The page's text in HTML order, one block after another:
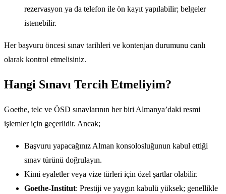
rezervasyon ya da telefon ile ön kayıt yapılabilir; belgeler
istenebilir.
Her başvuru öncesi sınav tarihleri ve kontenjan durumunu canlı
olarak kontrol etmelisiniz.
Hangi Sınavı Tercih Etmeliyim?
Goethe, telc ve ÖSD sınavlarının her biri Almanya’daki resmi
işlemler için geçerlidir. Ancak;
Başvuru yapacağınız Alman konsolosluğunun kabul ettiği
sınav türünü doğrulayın.
Kimi eyaletler veya vize türleri için özel şartlar olabilir.
Goethe-Institut: Prestiji ve yaygın kabulü yüksek; genellikle